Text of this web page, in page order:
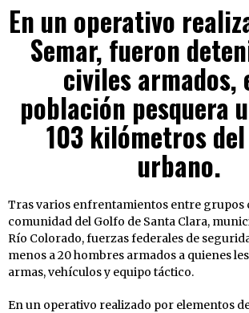
En un operativo
Semar, fueron
civiles armados,
población pesquera
103 kilómetros
urbano.
Tras varios enfrentamientos entre grupos
comunidad del Golfo de Santa Clara,
Río Colorado, fuerzas federales de
menos a 20 hombres armados a quienes
armas, vehículos y equipo táctico.
En un operativo realizado por elementos